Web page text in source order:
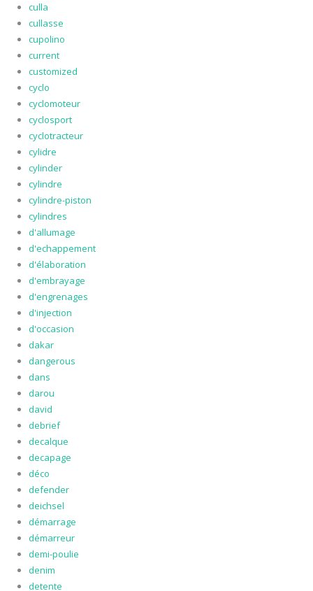
culla
cullasse
cupolino
current
customized
cyclo
cyclomoteur
cyclosport
cyclotracteur
cylidre
cylinder
cylindre
cylindre-piston
cylindres
d'allumage
d'echappement
d'élaboration
d'embrayage
d'engrenages
d'injection
d'occasion
dakar
dangerous
dans
darou
david
debrief
decalque
decapage
déco
defender
deichsel
démarrage
démarreur
demi-poulie
denim
detente